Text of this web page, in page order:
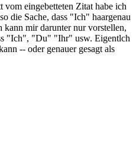
vom eingebetteten Zitat habe ich
die Sache, dass "Ich" haargenau
mir darunter nur vorstellen,
"Ich", "Du" "Ihr" usw. Eigentlch
-- oder genauer gesagt als